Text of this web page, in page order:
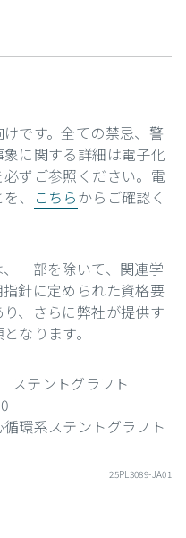
です。全ての禁忌、警
に関する詳細は電子化
ずご参照ください。電
、
こちらからご確認く
一部を除いて、関連学
針に定められた資格要
、さらに弊社が提供す
なります。
ステントグラフト
環系ステントグラフト
25PL3089-JA01